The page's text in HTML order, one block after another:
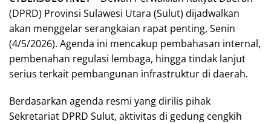
(DPRD) Provinsi Sulawesi Utara (Sulut) dijadwalkan
akan menggelar serangkaian rapat penting, Senin
(4/5/2026). Agenda ini mencakup pembahasan internal,
pembenahan regulasi lembaga, hingga tindak lanjut
serius terkait pembangunan infrastruktur di daerah.
Berdasarkan agenda resmi yang dirilis pihak
Sekretariat DPRD Sulut, aktivitas di gedung cengkih